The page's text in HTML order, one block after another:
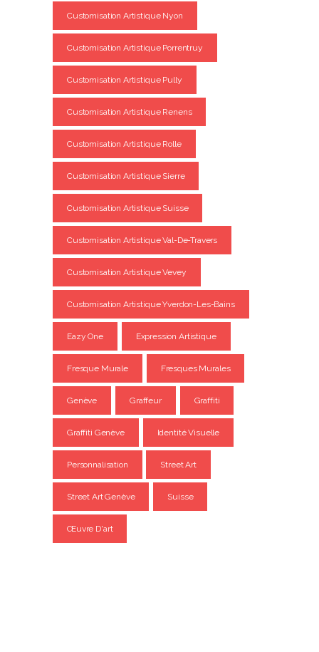
Customisation Artistique Nyon
Customisation Artistique Porrentruy
Customisation Artistique Pully
Customisation Artistique Renens
Customisation Artistique Rolle
Customisation Artistique Sierre
Customisation Artistique Suisse
Customisation Artistique Val-De-Travers
Customisation Artistique Vevey
Customisation Artistique Yverdon-Les-Bains
Eazy One Expression Artistique
Fresque Murale Fresques Murales
Genève Graffeur Graffiti
Graffiti Genève Identité Visuelle
Personnalisation Street Art
Street Art Genève Suisse
Œuvre D'art